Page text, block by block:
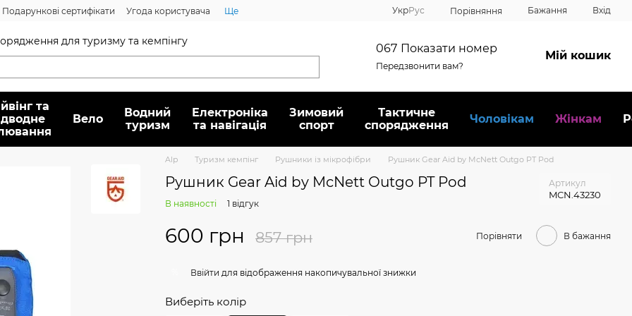
Подарункові сертифікати Угода користувача Ще УкрРус Порівняння Бажання Вхід
для туризму та кемпінгу
067 Показати номер
Передзвонити вам?
Мій кошик
та
Вело
Водний
туризм
Електроніка
та навігація
Зимовий
спорт
Тактичне
спорядження
Чоловікам Жінкам
Alp Туризм кемпінг Рушники із мікрофібри Рушник Gear Aid by McNett Outgo PT Pod
Рушник Gear Aid by McNett Outgo PT Pod Артикул
MCN.43230
В наявності 1 відгук
600 грн 857 грн Порівняти В бажання
Ввійти для відображення накопичувальної знижки
Виберіть колір